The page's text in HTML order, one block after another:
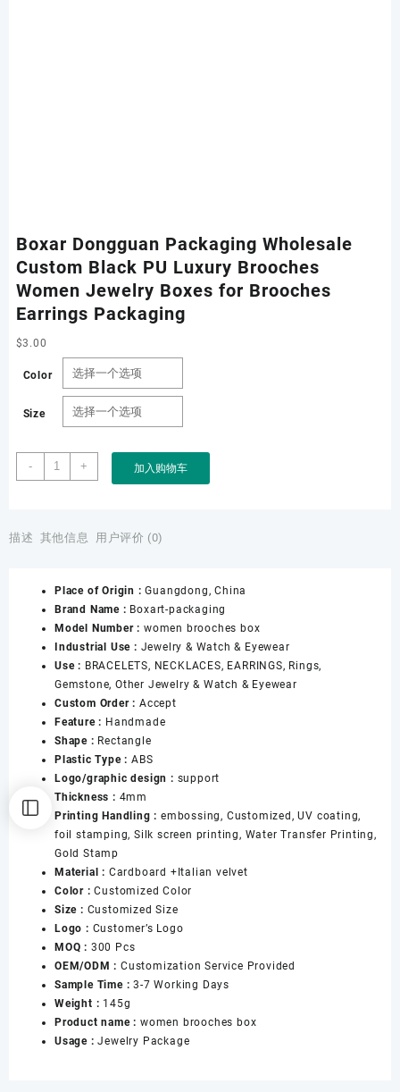
Boxar Dongguan Packaging Wholesale
Custom Black PU Luxury Brooches
Women Jewelry Boxes for Brooches
Earrings Packaging
$3.00
Color
Size
-
Boxar
Dongguan
Custom
Luxury
Brooches
Women
Jewelry
Boxes
for
Brooches
Earrings
Packaging
数
量
+ 加入购物车
描述 其他信息 用户评价 (0)
Place of Origin :Guangdong, China
Brand Name : Boxart-packaging
Model Number : women brooches box
Industrial Use : Jewelry & Watch & Eyewear
Use : BRACELETS, NECKLACES, EARRINGS, Rings,
Gemstone, Other Jewelry & Watch & Eyewear
Custom Order : Accept
Feature : Handmade
Shape : Rectangle
Plastic Type : ABS
Logo/graphic design : support
Thickness : 4mm
Printing Handling : embossing, Customized, UV coating,
foil stamping, Silk screen printing, Water Transfer Printing,
Gold Stamp
Material : Cardboard +Italian velvet
Color :Customized Color
Size : Customized Size
Logo : Customer’s Logo
MOQ : 300 Pcs
OEM/ODM : Customization Service Provided
Sample Time :3-7 Working Days
Weight : 145g
Product name : women brooches box
Usage :Jewelry Package